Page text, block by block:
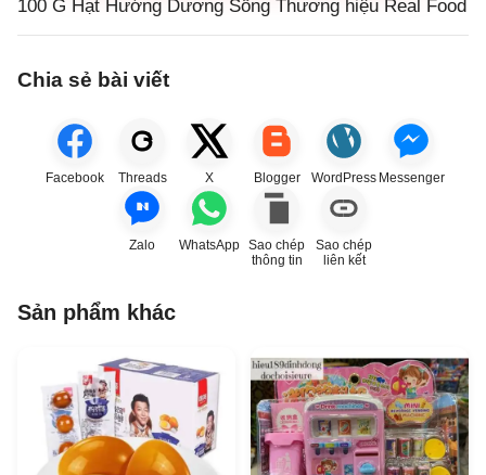
100 G Hạt Hướng Dương Sống Thương hiệu Real Food
Chia sẻ bài viết
Facebook Threads X Blogger WordPress Messenger
Zalo WhatsApp Sao chép
thông tin
Sao chép
liên kết
Sản phẩm khác